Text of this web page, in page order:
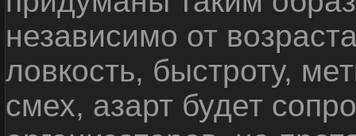
независимо от
ловкость, быстроту,
смех, азарт будет